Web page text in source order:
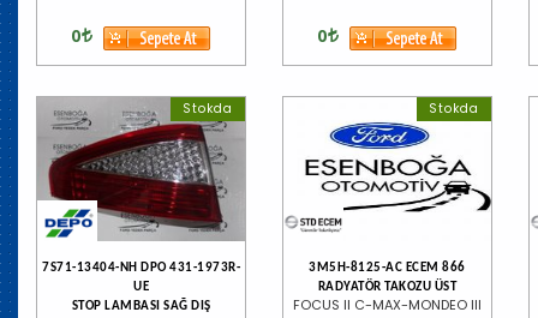
0 0
Stokda
7S71-13404-NH DPO 431-1973R-
UE
STOP LAMBASI SAĞ DIŞ
Stokda
3M5H-8125-AC ECEM 866
RADYATÖR TAKOZU ÜST
FOCUS II C-MAX-MONDEO III